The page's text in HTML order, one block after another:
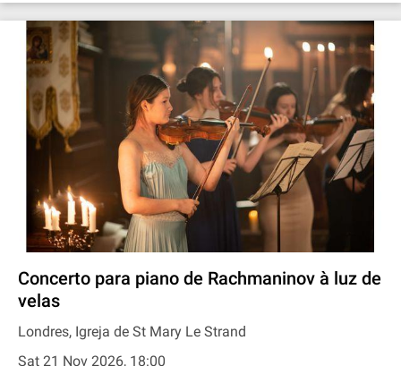
Concerto para piano de Rachmaninov à luz de
velas
Londres, Igreja de St Mary Le Strand
Sat 21 Nov 2026, 18:00